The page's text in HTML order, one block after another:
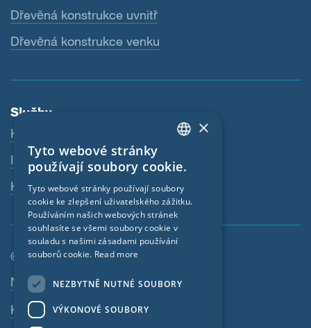
Dřevěná konstrukce uvnitř
Dřevěná konstrukce venku
Služby
Ke stažení
Internetový obchod
Kontaktní osoba
© SIGA 2026
Navigace zápatí
Nabídky práce
Kontakt
FRENCH
CZECH
×
Tyto webové stránky
používají soubory cookie.
Tyto webové stránky používají soubory
cookie ke zlepšení uživatelského zážitku.
Používáním našich webových stránek
souhlasíte se všemi soubory cookie v
souladu s našimi zásadami používání
souborů cookie. Read more
NEZBYTNĚ NUTNÉ SOUBORY
VÝKONOVÉ SOUBORY